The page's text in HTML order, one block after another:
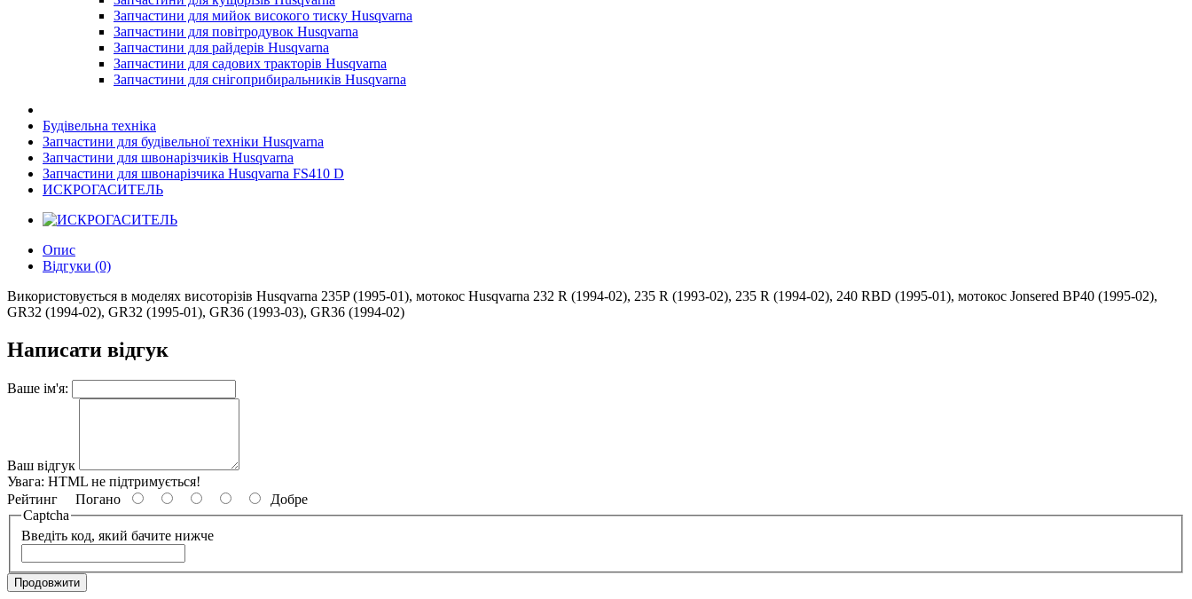
Запчастини для мийок високого тиску Husqvarna
Запчастини для повітродувок Husqvarna
Запчастини для райдерів Husqvarna
Запчастини для садових тракторів Husqvarna
Запчастини для снігоприбиральників Husqvarna
Будівельна техніка
Запчастини для будівельної техніки Husqvarna
Запчастини для швонарізчиків Husqvarna
Запчастини для швонарізчика Husqvarna FS410 D
ИСКРОГАСИТЕЛЬ
Опис
Відгуки (0)
Використовується в моделях висоторізів Husqvarna 235P (1995-01), мотокос Husqvarna 232 R (1994-02), 235 R (1993-02), 235 R (1994-02), 240 RBD (1995-01), мотокос Jonsered BP40 (1995-02),
GR32 (1994-02), GR32 (1995-01), GR36 (1993-03), GR36 (1994-02)
Написати відгук
Ваше ім'я:
Ваш відгук
Увага: HTML не підтримується!
Рейтинг Погано
Добре
Captcha
Введіть код, який бачите нижче
Продовжити